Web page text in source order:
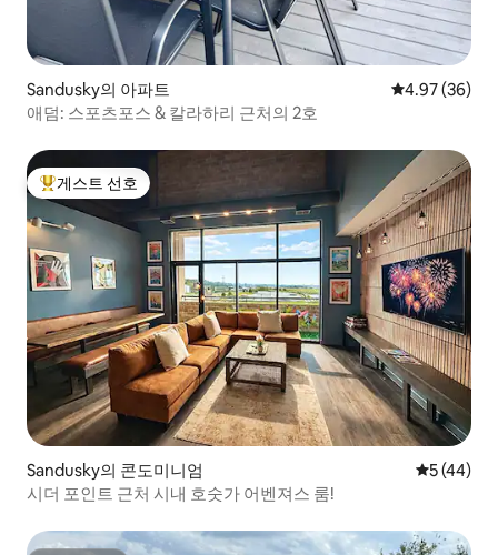
Sandusky의 아파트 평점 4.97점(5
4.97 (36)
애덤: 스포츠포스 & 칼라하리 근처의 2호
상위 게스트 선호
게스트 선호
Sandusky의 콘도미니엄 평점 5점(5
5 (44)
시더 포인트 근처 시내 호숫가 어벤져스 룸!